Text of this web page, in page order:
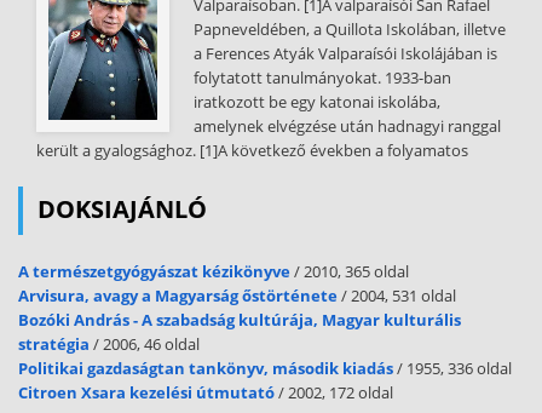
alacsony higiéniai színvonal, fertőzött víz, járványok jellemezték.
Tovább folytatódott az erdőirtás, mocsarak lecsapolása, amely az
eredeti ökoszisztémák felszámolásával járt Az ipar fejlődésével
növekedett a bányászat és kohászat környezetkárosító hatása. A
XIV. században I Edward angol király betiltotta Londonban a kőszén
égetését, mert káros hatással lehet a lovagok és felségek
egészségére. E korban született meg Zsigmond király erdőtörvénye
erdőgazdálkodást. 1543-ban a sziléziai Bunzlau város építette az első
szivattyúzták. Ugyanakkor új elemként megjelent a vízenergia és
szélenergia hasznosítása . 1.13 Az első ipari forradalomtól az 1960-as
évekig Az ipari termelés gyors ütemű fejlődése (gőzgép,
széntüzelésű kazánok) eredményezte, hogy • a városok levegőjét
kéntartalmú füst és por szennyezte, • csökkent a napfényes órák
száma (szmog), • káros egészségügyi következményei voltak (pl.
Papneveldében, a Quillota Iskolában, illetve
a Ferences Atyák Valparaísói Iskolájában is
folytatott tanulmányokat. 1933-ban
iratkozott be egy katonai iskolába,
amelynek elvégzése után hadnagyi ranggal
került a gyalogsághoz. [1]A következő években a folyamatos
DOKSIAJÁNLÓ
A természetgyógyászat kézikönyve/ 2010, 365 oldal
Arvisura, avagy a Magyarság őstörténete/ 2004, 531 oldal
Bozóki András - A szabadság kultúrája, Magyar kulturális
stratégia / 2006, 46 oldal
Politikai gazdaságtan tankönyv, második kiadás/ 1955, 336 oldal
Citroen Xsara kezelési útmutató/ 2002, 172 oldal